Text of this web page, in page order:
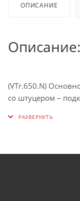
ОПИСАНИЕ
Описание:
(VTr.650.N)
со штуцером –
шланга. Изделие
защищенной